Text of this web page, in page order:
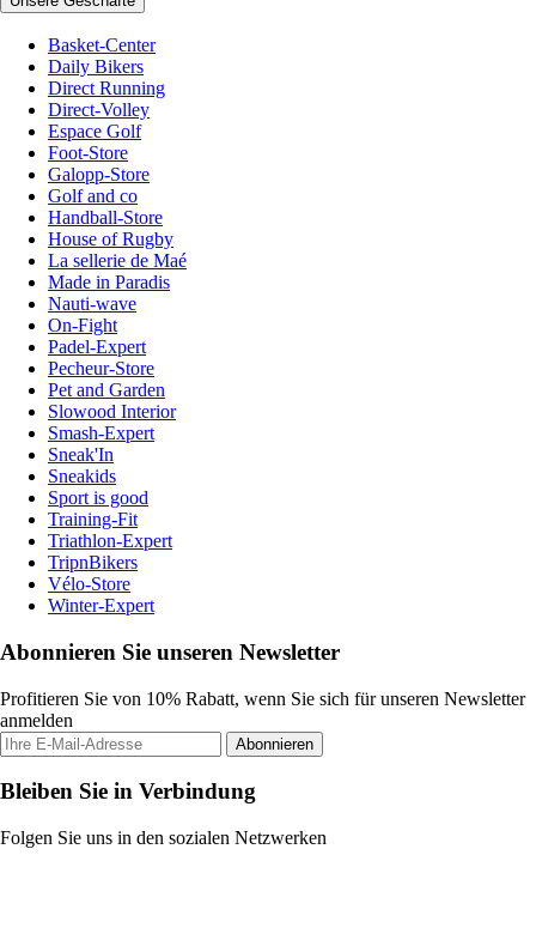
Basket-Center
Daily Bikers
Direct Running
Direct-Volley
Espace Golf
Foot-Store
Galopp-Store
Golf and co
Handball-Store
House of Rugby
La sellerie de Maé
Made in Paradis
Nauti-wave
On-Fight
Padel-Expert
Pecheur-Store
Pet and Garden
Slowood Interior
Smash-Expert
Sneak'In
Sneakids
Sport is good
Training-Fit
Triathlon-Expert
TripnBikers
Vélo-Store
Winter-Expert
Abonnieren Sie unseren Newsletter
Profitieren Sie von 10% Rabatt, wenn Sie sich für unseren Newsletter
anmelden
Abonnieren
Bleiben Sie in Verbindung
Folgen Sie uns in den sozialen Netzwerken